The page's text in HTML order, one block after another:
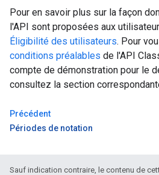
Pour en savoir plus sur la façon
l'API sont proposées aux
Éligibilité des utilisateurs. Pour
conditions préalables de l'API
compte de démonstration pour le
consultez la section
Précédent
Périodes de notation
Sauf indication contraire, le contenu de